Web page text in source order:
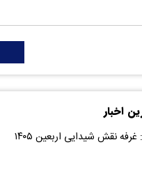
اخبار
نقش شیدایی اربعین ۱۴۰۵